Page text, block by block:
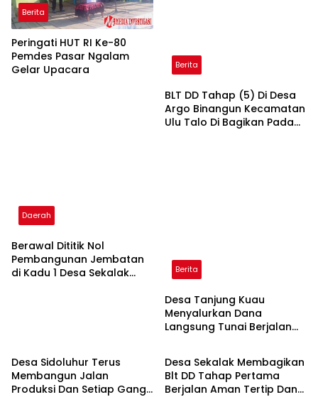
Berita
Peringati HUT RI Ke-80
Pemdes Pasar Ngalam
Gelar Upacara
Berita
BLT DD Tahap (5) Di Desa
Argo Binangun Kecamatan
Ulu Talo Di Bagikan Pada
Daerah
Berawal Dititik Nol
Pembangunan Jembatan
di Kadu 1 Desa Sekalak
Berita
Desa Tanjung Kuau
Menyalurkan Dana
Langsung Tunai Berjalan
Desa Sidoluhur Terus
Membangun Jalan
Produksi Dan Setiap Gang
Berita
Desa Sekalak Membagikan
Blt DD Tahap Pertama
Berjalan Aman Tertip Dan